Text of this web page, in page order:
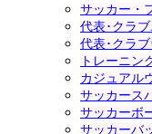
サッカー・
代表･クラ
代表･クラ
トレーニン
カジュアル
サッカース
サッカーボ
サッカーバ